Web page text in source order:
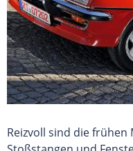
Reizvoll sind die frühen